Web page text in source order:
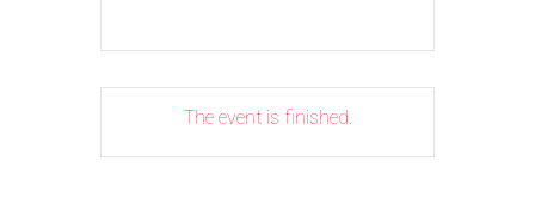
The event is finished.